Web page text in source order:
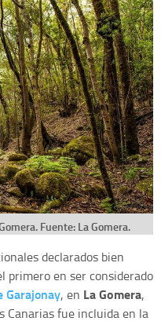
Fuente: La Gomera.
declarados bien
primero en ser considerado
Garajonay, en La Gomera,
Canarias fue incluida en la